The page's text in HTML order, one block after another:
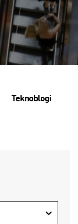
Teknoblogi